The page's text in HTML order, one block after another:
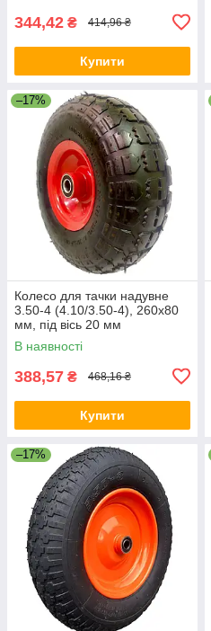
344,42 ₴ 414,96 ₴
Купити
–17%
Колесо для тачки надувне
3.50-4 (4.10/3.50-4), 260х80
мм, під вісь 20 мм
В наявності
388,57 ₴ 468,16 ₴
Купити
–17%